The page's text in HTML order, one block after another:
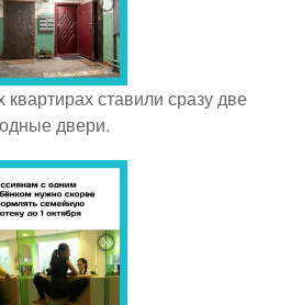
квартирах ставили сразу две
двери.